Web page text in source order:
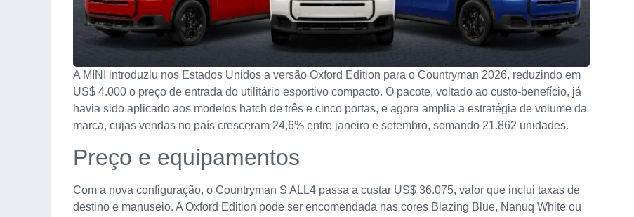
A MINI introduziu nos Estados Unidos a versão Oxford Edition para o Countryman 2026, reduzindo em
US$ 4.000 o preço de entrada do utilitário esportivo compacto. O pacote, voltado ao custo-benefício, já
havia sido aplicado aos modelos hatch de três e cinco portas, e agora amplia a estratégia de volume da
marca, cujas vendas no país cresceram 24,6% entre janeiro e setembro, somando 21.862 unidades.
Preço e equipamentos
Com a nova configuração, o Countryman S ALL4 passa a custar US$ 36.075, valor que inclui taxas de
destino e manuseio. A Oxford Edition pode ser encomendada nas cores Blazing Blue, Nanuq White ou